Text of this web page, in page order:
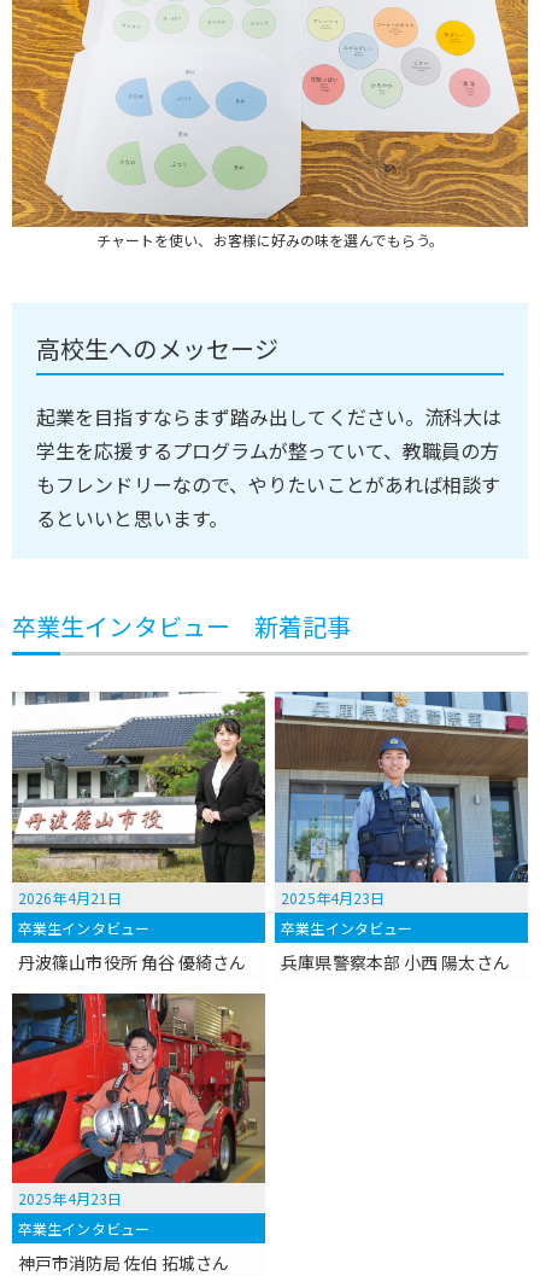
チャートを使い、お客様に好みの味を選んでもらう。
高校生へのメッセージ
起業を目指すならまず踏み出してください。流科大は
学生を応援するプログラムが整っていて、教職員の方
もフレンドリーなので、やりたいことがあれば相談す
るといいと思います。
卒業生インタビュー 新着記事
2026年4月21日
卒業生インタビュー
丹波篠山市役所 ⻆谷 優綺さん
2025年4月23日
卒業生インタビュー
兵庫県警察本部 小西 陽太さん
2025年4月23日
卒業生インタビュー
神戸市消防局 佐伯 拓城さん